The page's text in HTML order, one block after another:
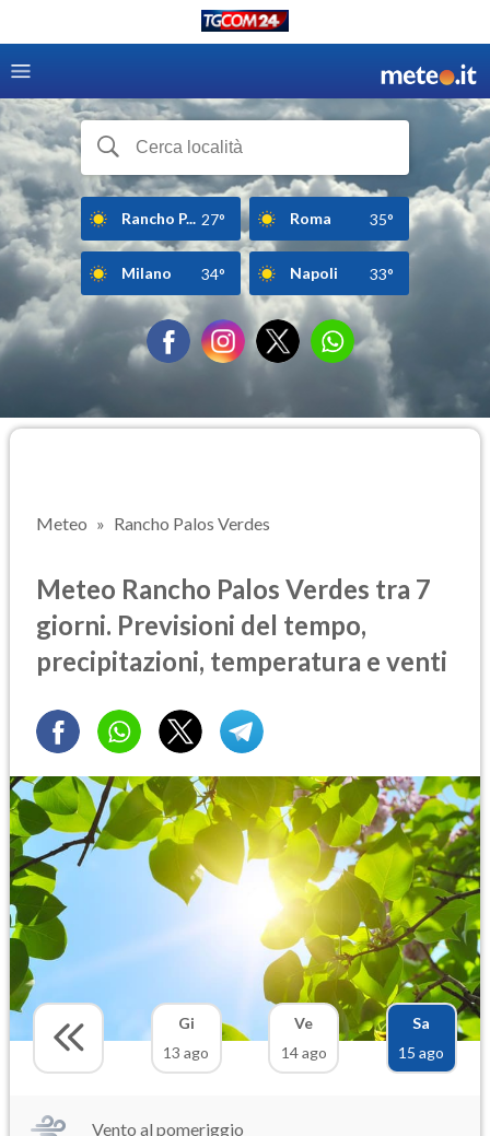
Rancho P... 27° Roma 35°
Milano 34° Napoli 33°
Meteo Rancho Palos Verdes
Meteo Rancho Palos Verdes tra 7
giorni. Previsioni del tempo,
precipitazioni, temperatura e venti
Gi
13 ago
Ve
14 ago
Sa
15 ago
Vento al pomeriggio